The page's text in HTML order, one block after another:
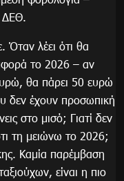
ΔΕΘ.
Όταν λέει ότι θα
το 2026 – αν
θα πάρει 50 ευρώ
δεν έχουν προσωπική
στο μισό; Γιατί δεν
τη μειώνω το 2026;
Καμία παρέμβαση
είναι η πιο